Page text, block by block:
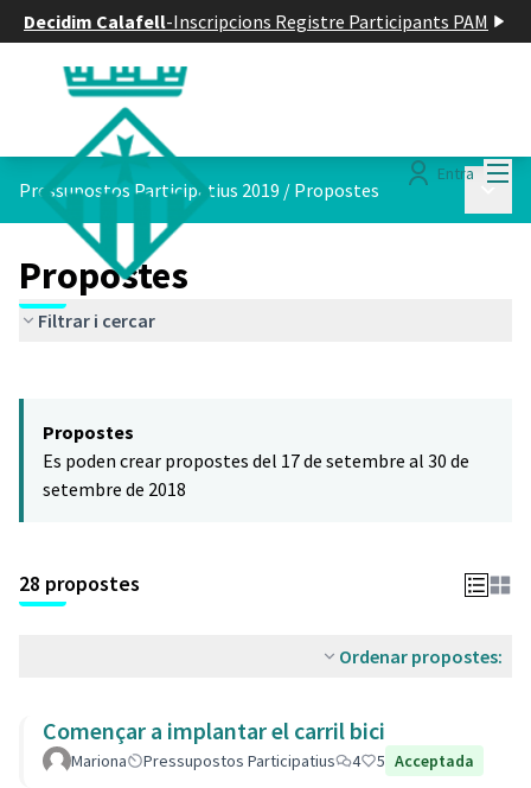
Decidim Calafell-Inscripcions Registre Participants PAM
Entra
Pressupostos Participatius 2019 / Propostes
Propostes
Filtrar i cercar
−
Propostes
Es poden crear propostes del 17 de setembre al 30 de
setembre de 2018
28 propostes
Ordenar propostes:
Començar a implantar el carril bici
Mariona Pressupostos Participatius 4 5 Acceptada